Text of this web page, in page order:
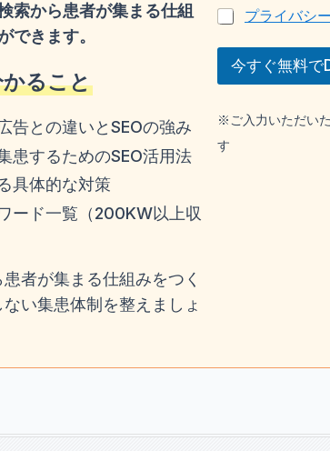
索から患者が集まる仕組
できます。
ること
告との違いとSEOの強み
患するためのSEO活用法
具体的な対策
ード一覧（200KW以上収
者が集まる仕組みをつく
い集患体制を整えましょ
プライバシ
今すぐ無料で
※ご入力いただい
す